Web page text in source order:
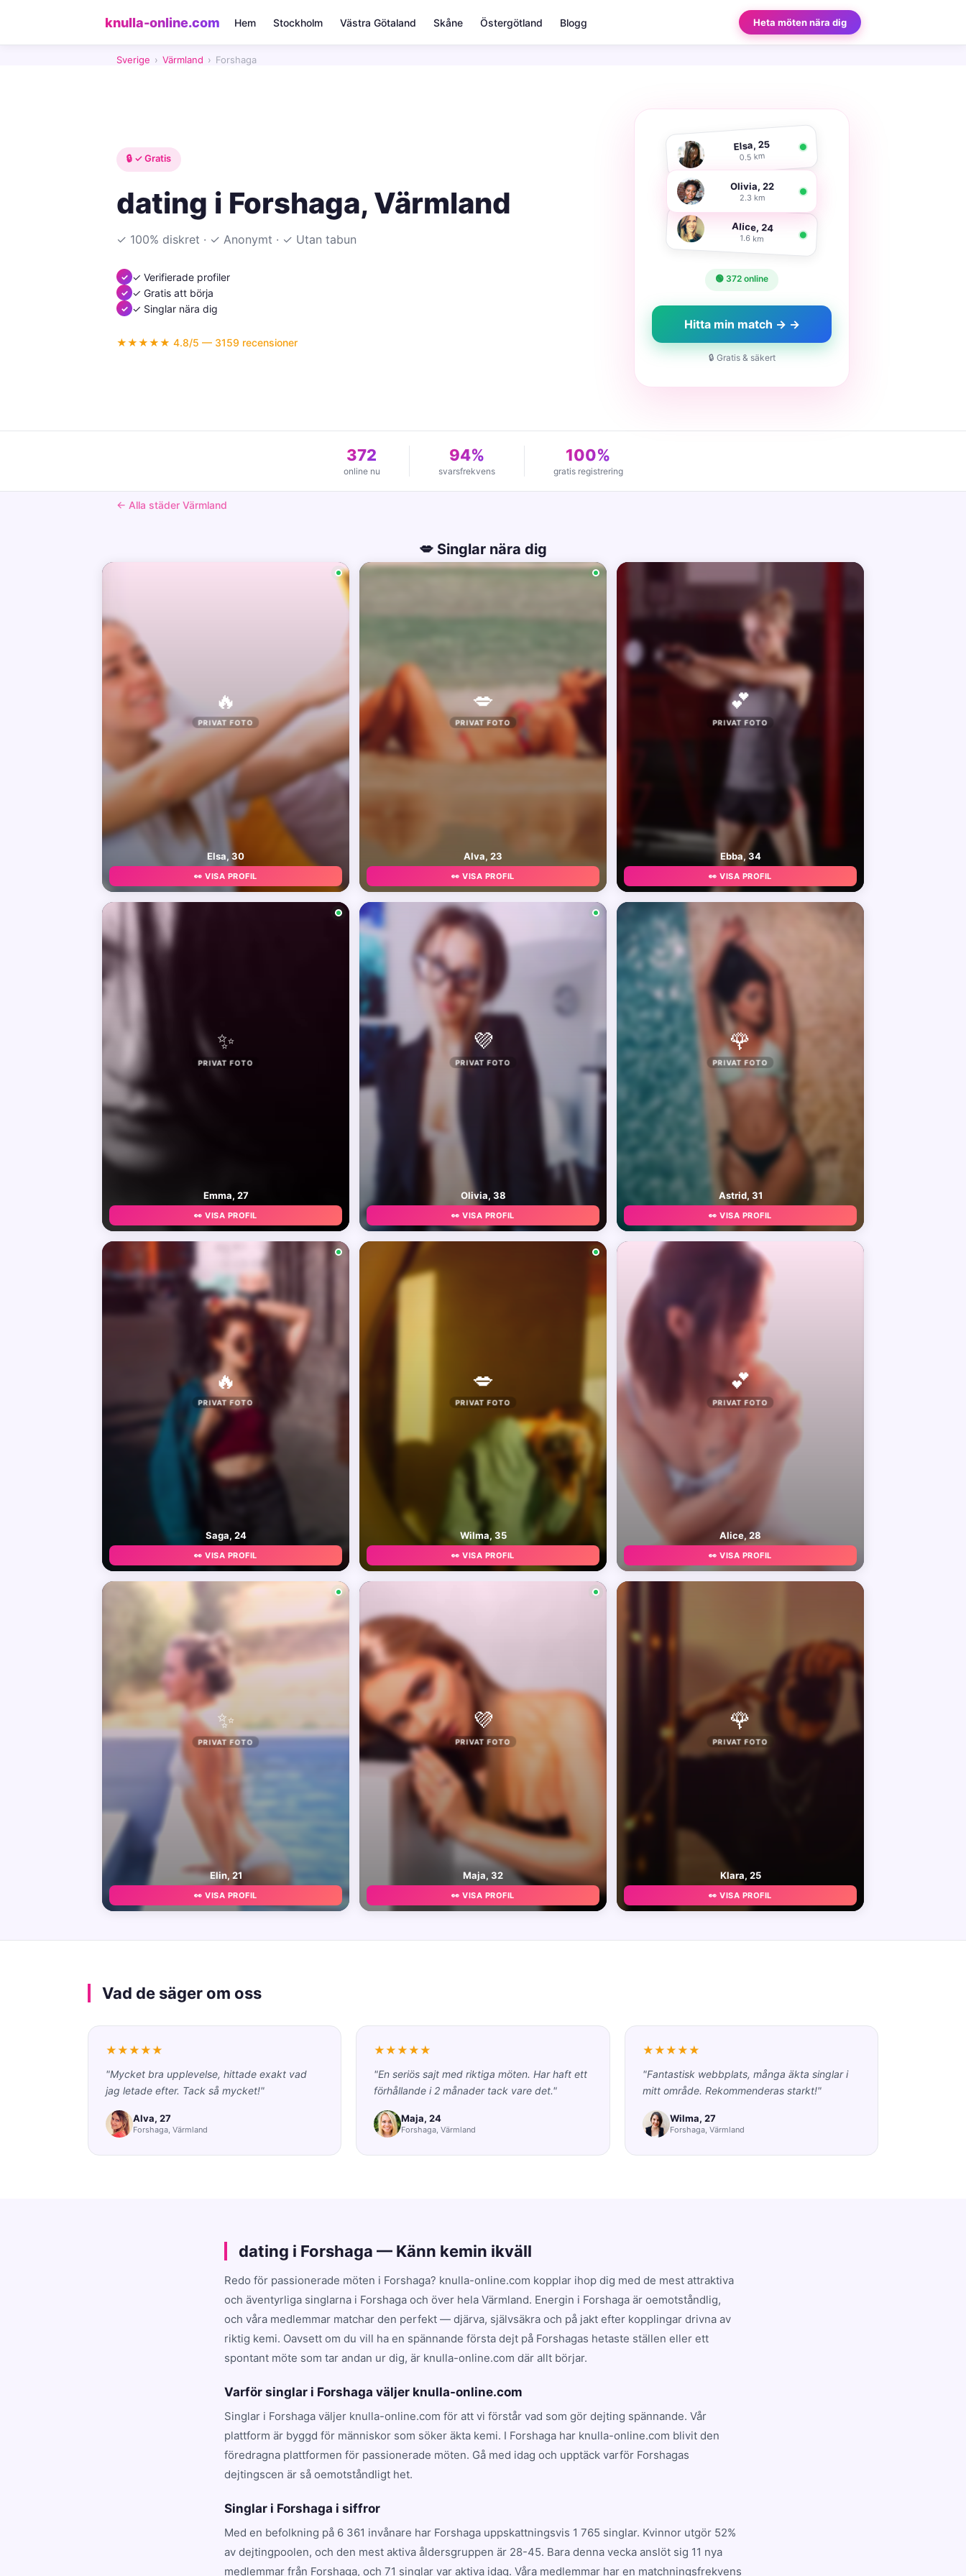
knulla-online.com Hem Stockholm Västra Götaland Skåne Östergötland Blogg Heta möten nära dig
Sverige › Värmland › Forshaga
🔒 ✓ Gratis
dating i Forshaga, Värmland
✓ 100% diskret · ✓ Anonymt · ✓ Utan tabun
✓ Verifierade profiler
✓ Gratis att börja
✓ Singlar nära dig
★★★★★ 4.8/5 — 3159 recensioner
Elsa, 25
0.5 km
Olivia, 22
2.3 km
Alice, 24
1.6 km
🟢 372 online
Hitta min match → →
🔒 Gratis & säkert
372
online nu
94%
svarsfrekvens
100%
gratis registrering
← Alla städer Värmland
💋 Singlar nära dig
🔥
PRIVAT FOTO
Elsa, 30
👀 VISA PROFIL
💋
PRIVAT FOTO
Alva, 23
👀 VISA PROFIL
💕
PRIVAT FOTO
Ebba, 34
👀 VISA PROFIL
✨
PRIVAT FOTO
Emma, 27
👀 VISA PROFIL
💜
PRIVAT FOTO
Olivia, 38
👀 VISA PROFIL
🌹
PRIVAT FOTO
Astrid, 31
👀 VISA PROFIL
🔥
PRIVAT FOTO
Saga, 24
👀 VISA PROFIL
💋
PRIVAT FOTO
Wilma, 35
👀 VISA PROFIL
💕
PRIVAT FOTO
Alice, 28
👀 VISA PROFIL
✨
PRIVAT FOTO
Elin, 21
👀 VISA PROFIL
💜
PRIVAT FOTO
Maja, 32
👀 VISA PROFIL
🌹
PRIVAT FOTO
Klara, 25
👀 VISA PROFIL
Vad de säger om oss
★★★★★
"Mycket bra upplevelse, hittade exakt vad
jag letade efter. Tack så mycket!"
Alva, 27
Forshaga, Värmland
★★★★★
"En seriös sajt med riktiga möten. Har haft ett
förhållande i 2 månader tack vare det."
Maja, 24
Forshaga, Värmland
★★★★★
"Fantastisk webbplats, många äkta singlar i
mitt område. Rekommenderas starkt!"
Wilma, 27
Forshaga, Värmland
dating i Forshaga — Känn kemin ikväll
Redo för passionerade möten i Forshaga? knulla-online.com kopplar ihop dig med de mest attraktiva
och äventyrliga singlarna i Forshaga och över hela Värmland. Energin i Forshaga är oemotståndlig,
och våra medlemmar matchar den perfekt — djärva, självsäkra och på jakt efter kopplingar drivna av
riktig kemi. Oavsett om du vill ha en spännande första dejt på Forshagas hetaste ställen eller ett
spontant möte som tar andan ur dig, är knulla-online.com där allt börjar.
Varför singlar i Forshaga väljer knulla-online.com
Singlar i Forshaga väljer knulla-online.com för att vi förstår vad som gör dejting spännande. Vår
plattform är byggd för människor som söker äkta kemi. I Forshaga har knulla-online.com blivit den
föredragna plattformen för passionerade möten. Gå med idag och upptäck varför Forshagas
dejtingscen är så oemotståndligt het.
Singlar i Forshaga i siffror
Med en befolkning på 6 361 invånare har Forshaga uppskattningsvis 1 765 singlar. Kvinnor utgör 52%
av dejtingpoolen, och den mest aktiva åldersgruppen är 28-45. Bara denna vecka anslöt sig 11 nya
medlemmar från Forshaga, och 71 singlar var aktiva idag. Våra medlemmar har en matchningsfrekvens